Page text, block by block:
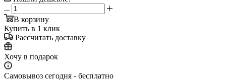
В корзину
Купить в 1 клик
Рассчитать доставку
Хочу в подарок
Самовывоз сегодня - бесплатно